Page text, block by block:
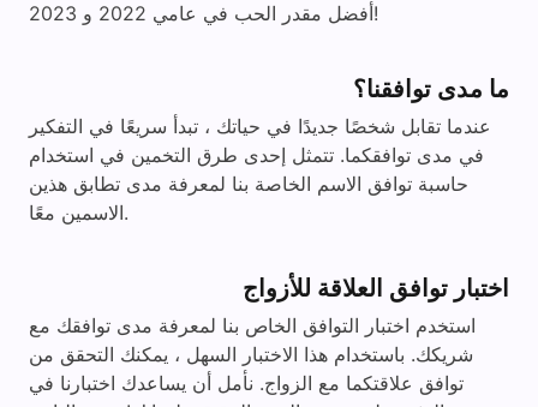
أفضل مقدر الحب في عامي 2022 و 2023!
ما مدى توافقنا؟
عندما تقابل شخصًا جديدًا في حياتك ، تبدأ سريعًا في التفكير
في مدى توافقكما. تتمثل إحدى طرق التخمين في استخدام
حاسبة توافق الاسم الخاصة بنا لمعرفة مدى تطابق هذين
الاسمين معًا.
اختبار توافق العلاقة للأزواج
استخدم اختبار التوافق الخاص بنا لمعرفة مدى توافقك مع
شريكك. باستخدام هذا الاختبار السهل ، يمكنك التحقق من
توافق علاقتكما مع الزواج. نأمل أن يساعدك اختبارنا في